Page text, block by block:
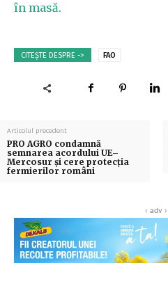
în masă.
CITEȘTE DESPRE -> FAO
Articolul precedent
PRO AGRO condamnă
semnarea acordului UE–
Mercosur și cere protecția
fermierilor români
‹ adv ›